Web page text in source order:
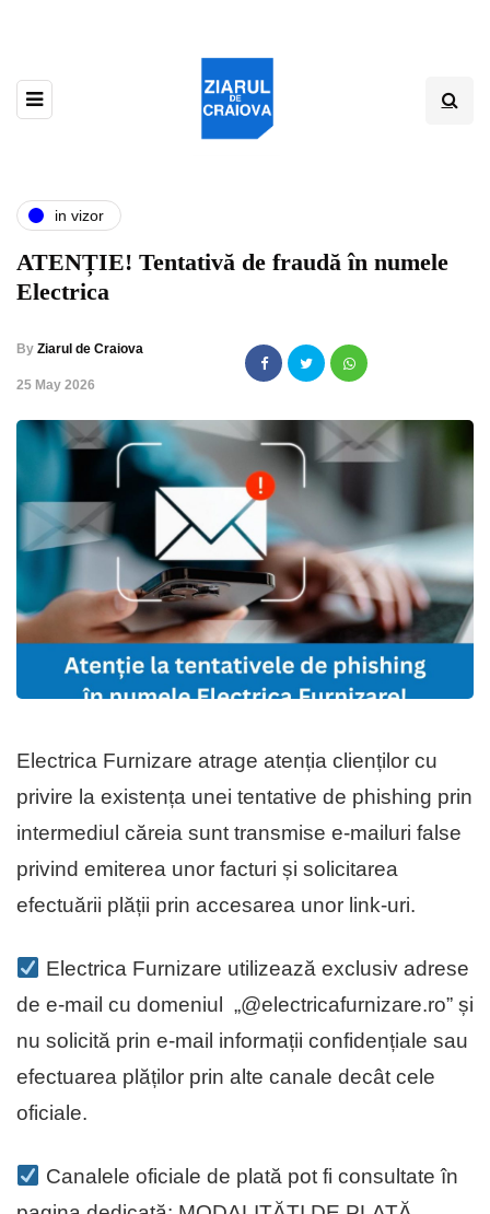
in vizor
ATENȚIE! Tentativă de fraudă în numele
Electrica
By Ziarul de Craiova
,25 May 2026
Electrica Furnizare atrage atenția clienților cu
privire la existența unei tentative de phishing prin
intermediul căreia sunt transmise e-mailuri false
privind emiterea unor facturi și solicitarea
efectuării plății prin accesarea unor link-uri.
Electrica Furnizare utilizează exclusiv adrese
de e-mail cu domeniul „@electricafurnizare.ro” și
nu solicită prin e-mail informații confidențiale sau
efectuarea plăților prin alte canale decât cele
oficiale.
Canalele oficiale de plată pot fi consultate în